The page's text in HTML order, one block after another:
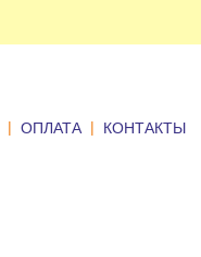
| ОПЛАТА | КОНТАКТЫ